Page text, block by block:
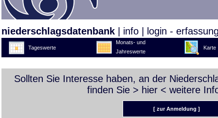
niederschlagsdatenbank info login -
Tageswerte
Monats- und
Jahreswerte
Karte
Sollten Sie Interesse haben, an der
finden Sie > hier < weitere
[ zur Anmeldung ]